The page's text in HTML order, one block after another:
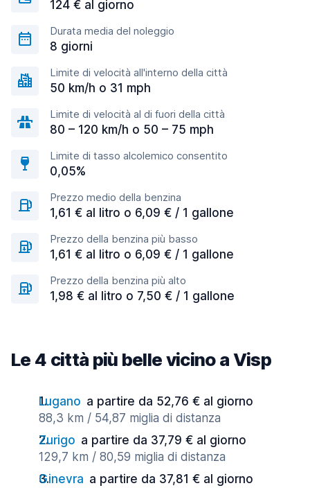
124 € al giorno
Durata media del noleggio
8 giorni
Limite di velocità all'interno della città
50 km/h o 31 mph
Limite di velocità al di fuori della città
80 – 120 km/h o 50 – 75 mph
Limite di tasso alcolemico consentito
0,05%
Prezzo medio della benzina
1,61 € al litro o 6,09 € / 1 gallone
Prezzo della benzina più basso
1,61 € al litro o 6,09 € / 1 gallone
Prezzo della benzina più alto
1,98 € al litro o 7,50 € / 1 gallone
Le 4 città più belle vicino a Visp
Lugano a partire da 52,76 € al giorno
88,3 km / 54,87 miglia di distanza
Zurigo a partire da 37,79 € al giorno
129,7 km / 80,59 miglia di distanza
Ginevra a partire da 37,81 € al giorno